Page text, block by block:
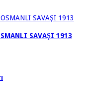
SAVAŞI 1913